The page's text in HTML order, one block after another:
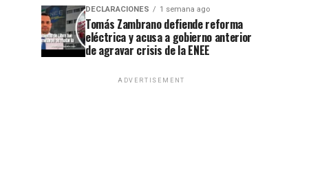
DECLARACIONES 1 semana ago
Tomás Zambrano defiende reforma
eléctrica y acusa a gobierno anterior
de agravar crisis de la ENEE
ADVERTISEMENT